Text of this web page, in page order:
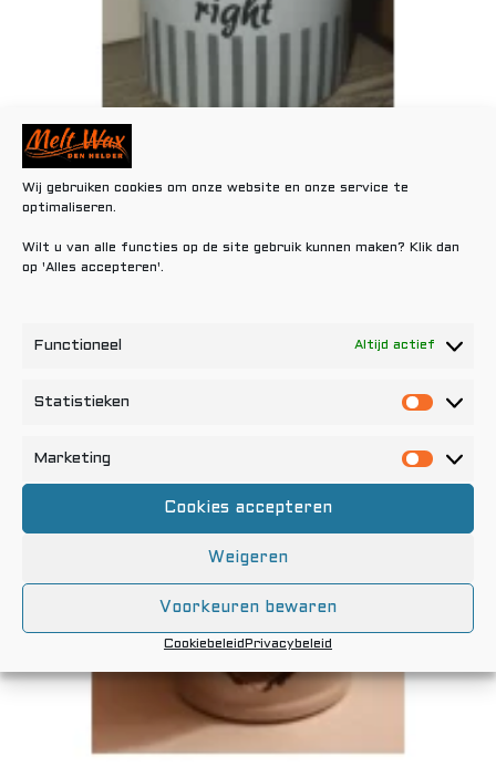
Wij gebruiken cookies om onze website en onze service te
optimaliseren.
Wilt u van alle functies op de site gebruik kunnen maken? Klik dan
op 'Alles accepteren'.
Functioneel Altijd actief
Statistieken
Marketing
Cookies accepteren
Weigeren
Voorkeuren bewaren
Cookiebeleid Privacybeleid
Mr Right
Toevoegen aan winkelwagen